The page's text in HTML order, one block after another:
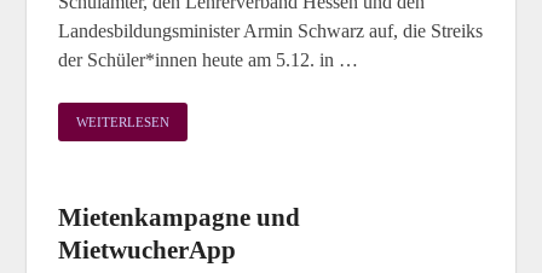
Landesbildungsminister Armin Schwarz auf, die Streiks
der Schüler*innen heute am 5.12. in …
WEITERLESEN
Mietenkampagne und
MietwucherApp